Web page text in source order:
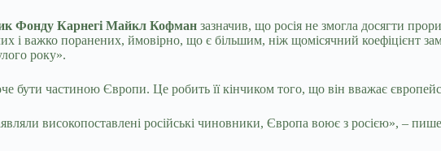
Фонду Карнегі Майкл Кофман зазначив, що росія не змогла досягти
і важко поранених, ймовірно, що є більшим, ніж щомісячний коефіцієнт
року».
бути частиною Європи. Це робить її кінчиком того, що він вважає
високопоставлені російські чиновники, Європа воює з росією», –